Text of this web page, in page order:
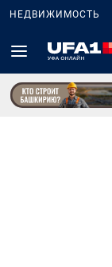
НЕДВИЖИМОСТЬ